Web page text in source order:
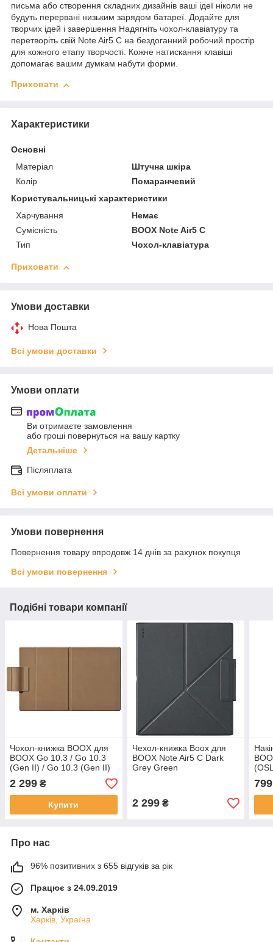
письма або створення складних дизайнів ваші ідеї ніколи не
будуть перервані низьким зарядом батареї. Додайте для
творчих ідей і завершення Надягніть чохол-клавіатуру та
перетворіть свій Note Air5 C на бездоганний робочий простір
для кожного етапу творчості. Кожне натискання клавіші
допомагає вашим думкам набути форми.
Приховати
Характеристики
Основні
Матеріал
Штучна шкіра
Колір
Помаранчевий
Користувальницькі характеристики
Харчування
Немає
Сумісність
BOOX Note Air5 C
Тип
Чохол-клавіатура
Приховати
Умови доставки
Нова Пошта
Всі умови доставки
Умови оплати
Ви отримаєте замовлення
або гроші повернуться на вашу картку
Детальніше
Післяплата
Всі умови оплати
Умови повернення
Повернення товару впродовж 14 днів за рахунок покупця
Всі умови повернення
Подібні товари компанії
Чохол-книжка BOOX для
BOOX Go 10.3 / Go 10.3
(Gen II) / Go 10.3 (Gen II)
Lumi Mocha
(6949710311775)
2 299 ₴
Купити
Чехол-книжка Boox для
BOOX Note Air5 C Dark
Grey Green
2 299₴
799
Про нас
96% позитивних з 655 відгуків за рік
Працює з 24.09.2019
м. Харків
Харків, Україна